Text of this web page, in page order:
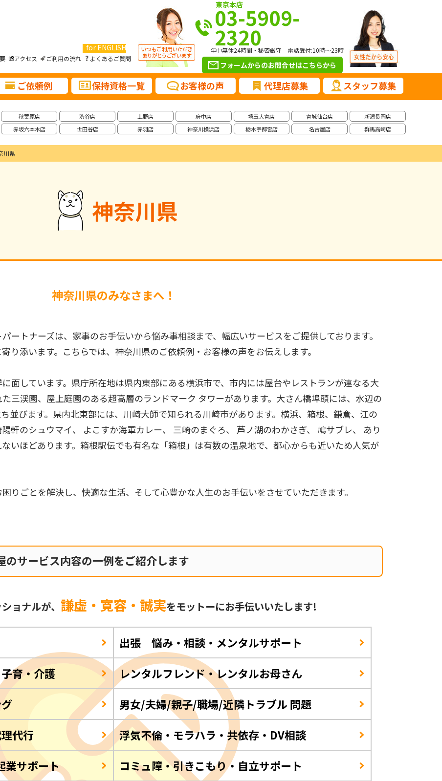
for ENGLISH
アクセス ご利用の流れ よくあるご質問
東京本店
03-5909-
2320
年中無休24時間・秘密厳守 電話受付:10時～23時
フォームからのお問合せはこちらから
ご依頼例 保持資格一覧 お客様の声 代理店募集 スタッフ募集
秋葉原店
赤坂六本木店
渋谷店
世田谷店
上野店
赤羽店
府中店
神奈川横浜店
埼玉大宮店
栃木宇都宮店
宮城仙台店
名古屋店
新潟長岡店
群馬高崎店
川県
神奈川県
神奈川県のみなさまへ！
ートナーズは、家事のお手伝いから悩み事相談まで、幅広いサービスをご提供しております。
り添います。こちらでは、神奈川県のご依頼例・お客様の声をお伝えします。
面しています。県庁所在地は県内東部にある横浜市で、市内には屋台やレストランが連なる大
三渓園、屋上庭園のある超高層のランドマーク タワーがあります。大さん橋埠頭には、水辺の
並びます。県内北東部には、川崎大師で知られる川崎市があります。横浜、箱根、鎌倉、江の
軒のシュウマイ、 よこすか海軍カレー、 三崎のまぐろ、 芦ノ湖のわかさぎ、 鳩サブレ、 あり
いほどあります。箱根駅伝でも有名な「箱根」は有数の温泉地で、都心からも近いため人気が
りごとを解決し、快適な生活、そして心豊かな人生のお手伝いをさせていただきます。
のサービス内容の一例をご紹介します
ョナルが、謙虚・寛容・誠実をモットーにお手伝いいたします!
出張 悩み・相談・メンタルサポート
育・介護
レンタルフレンド・レンタルお母さん
男女/夫婦/親子/職場/近隣トラブル 問題
代行
浮気不倫・モラハラ・共依存・DV相談
業サポート
コミュ障・引きこもり・自立サポート